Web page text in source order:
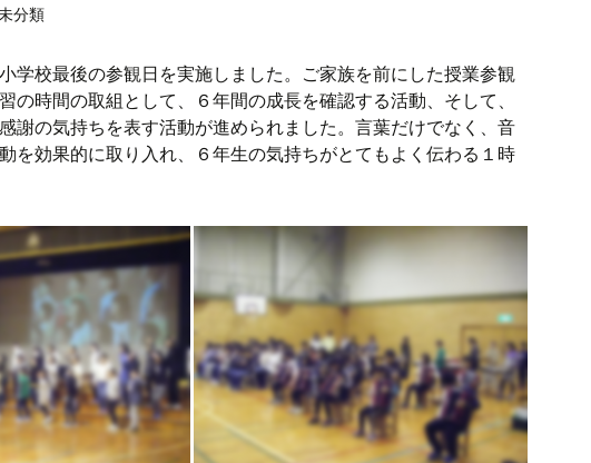
分類
学校最後の参観日を実施しました。ご家族を前にした授業参観
の時間の取組として、６年間の成長を確認する活動、そして、
謝の気持ちを表す活動が進められました。言葉だけでなく、音
を効果的に取り入れ、６年生の気持ちがとてもよく伝わる１時